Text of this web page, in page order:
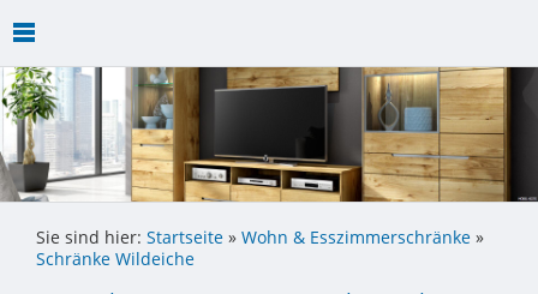
Sie sind hier: Startseite » Wohn & Esszimmerschränke »
Schränke Wildeiche